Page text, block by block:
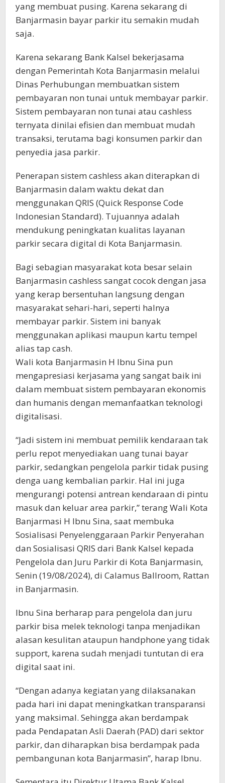
yang membuat pusing. Karena sekarang di
Banjarmasin bayar parkir itu semakin mudah
saja.
Karena sekarang Bank Kalsel bekerjasama
dengan Pemerintah Kota Banjarmasin melalui
Dinas Perhubungan membuatkan sistem
pembayaran non tunai untuk membayar parkir.
Sistem pembayaran non tunai atau cashless
ternyata dinilai efisien dan membuat mudah
transaksi, terutama bagi konsumen parkir dan
penyedia jasa parkir.
Penerapan sistem cashless akan diterapkan di
Banjarmasin dalam waktu dekat dan
menggunakan QRIS (Quick Response Code
Indonesian Standard). Tujuannya adalah
mendukung peningkatan kualitas layanan
parkir secara digital di Kota Banjarmasin.
Bagi sebagian masyarakat kota besar selain
Banjarmasin cashless sangat cocok dengan jasa
yang kerap bersentuhan langsung dengan
masyarakat sehari-hari, seperti halnya
membayar parkir. Sistem ini banyak
menggunakan aplikasi maupun kartu tempel
alias tap cash.
Wali kota Banjarmasin H Ibnu Sina pun
mengapresiasi kerjasama yang sangat baik ini
dalam membuat sistem pembayaran ekonomis
dan humanis dengan memanfaatkan teknologi
digitalisasi.
“Jadi sistem ini membuat pemilik kendaraan tak
perlu repot menyediakan uang tunai bayar
parkir, sedangkan pengelola parkir tidak pusing
denga uang kembalian parkir. Hal ini juga
mengurangi potensi antrean kendaraan di pintu
masuk dan keluar area parkir,” terang Wali Kota
Banjarmasi H Ibnu Sina, saat membuka
Sosialisasi Penyelenggaraan Parkir Penyerahan
dan Sosialisasi QRIS dari Bank Kalsel kepada
Pengelola dan Juru Parkir di Kota Banjarmasin,
Senin (19/08/2024), di Calamus Ballroom, Rattan
in Banjarmasin.
Ibnu Sina berharap para pengelola dan juru
parkir bisa melek teknologi tanpa menjadikan
alasan kesulitan ataupun handphone yang tidak
support, karena sudah menjadi tuntutan di era
digital saat ini.
“Dengan adanya kegiatan yang dilaksanakan
pada hari ini dapat meningkatkan transparansi
yang maksimal. Sehingga akan berdampak
pada Pendapatan Asli Daerah (PAD) dari sektor
parkir, dan diharapkan bisa berdampak pada
pembangunan kota Banjarmasin”, harap Ibnu.